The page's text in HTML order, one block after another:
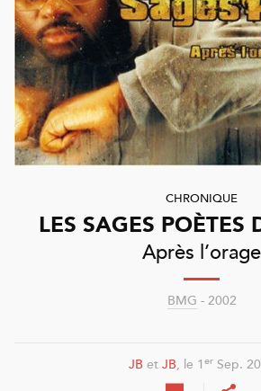
CHRONIQUE
LES SAGES POÈTES
Après l’orage
BMG - 2002
JB et JB, le 1 erSep.